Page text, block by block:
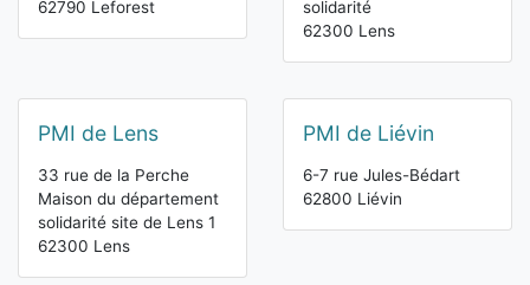
62790 Leforest
solidarité
62300 Lens
PMI de Lens
33 rue de la Perche
Maison du département
solidarité site de Lens 1
62300 Lens
PMI de Liévin
6-7 rue Jules-Bédart
62800 Liévin